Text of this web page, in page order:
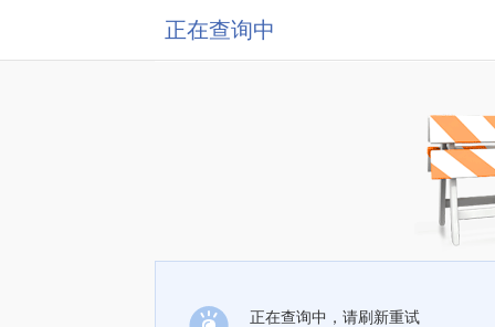
正在查询中
正在查询中，请刷新重试